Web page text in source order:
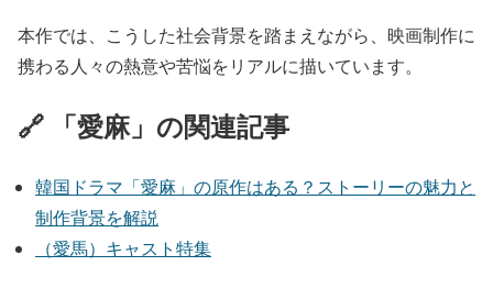
本作では、こうした社会背景を踏まえながら、映画制作に
携わる人々の熱意や苦悩をリアルに描いています。
🔗 「愛麻」の関連記事
韓国ドラマ「愛麻」の原作はある？ストーリーの魅力と
制作背景を解説
（愛馬）キャスト特集